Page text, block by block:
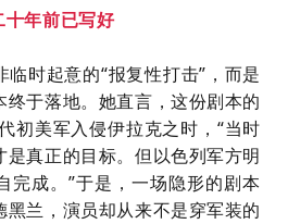
十年前已写好
时起意的“报复性打击”，而是
于落地。她直言，这份剧本的
初美军入侵伊拉克之时，“当时
是真正的目标。但以色列军方明
完成。”于是，一场隐形的剧本
兰，演员却从来不是穿军装的